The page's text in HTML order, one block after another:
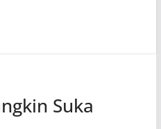
Suka